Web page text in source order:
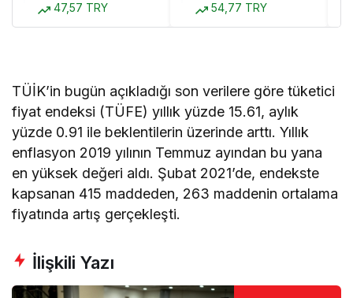
47,57 TRY 54,77 TRY
TÜİK’in bugün açıkladığı son verilere göre tüketici
fiyat endeksi (TÜFE) yıllık yüzde 15.61, aylık
yüzde 0.91 ile beklentilerin üzerinde arttı. Yıllık
enflasyon 2019 yılının Temmuz ayından bu yana
en yüksek değeri aldı. Şubat 2021’de, endekste
kapsanan 415 maddeden, 263 maddenin ortalama
fiyatında artış gerçekleşti.
İlişkili Yazı